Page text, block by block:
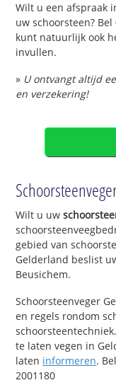
Wilt u een afspraak
uw schoorsteen?
kunt natuurlijk ook
invullen.
» U ontvangt altijd
en verzekering!
Wilt u uw
gebied van
Gelderland beslist
Beusichem.
Schoorsteenveger
en regels rondom
te laten vegen in
laten informeren.
2001180